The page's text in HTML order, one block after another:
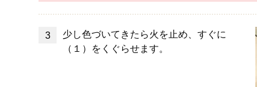
少し色づいてきたら火を止め、すぐに
（１）をくぐらせます。